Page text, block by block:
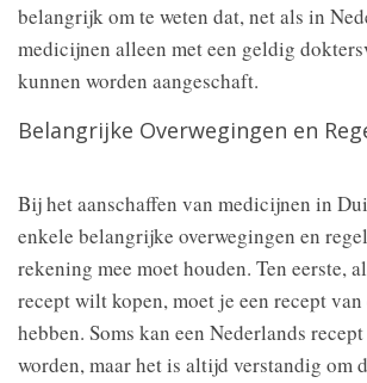
belangrijk om te weten dat, net als in
medicijnen alleen met een geldig
kunnen worden aangeschaft.
Belangrijke Overwegingen en
Bij het aanschaffen van medicijnen in
enkele belangrijke overwegingen en
rekening mee moet houden. Ten eerste,
recept wilt kopen, moet je een recept van
hebben. Soms kan een Nederlands
worden, maar het is altijd verstandig om